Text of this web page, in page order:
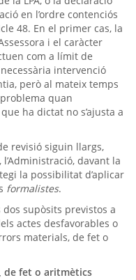
en l’ordre contenciós
48. En el primer cas, la
i el caràcter
com a límit de
intervenció
però al mateix temps
quan
ha dictat no s’ajusta a
revisió siguin llargs,
davant la
la possibilitat d’aplicar
formalistes.
supòsits previstos a
actes desfavorables o
materials, de fet o
de fet o aritmètics